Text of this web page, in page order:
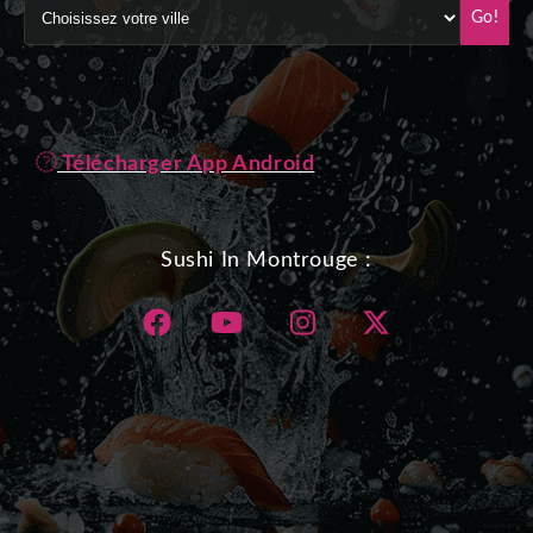
Go!
Télécharger App Android
Sushi In Montrouge :